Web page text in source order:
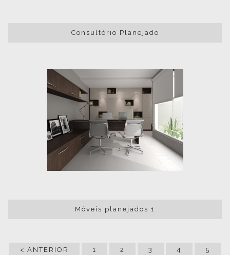
Consultório Planejado
Móveis planejados 1
< ANTERIOR 1 2 3 4 5